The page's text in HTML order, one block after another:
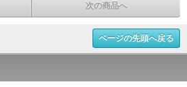
次の商品へ
ページの先頭へ戻る